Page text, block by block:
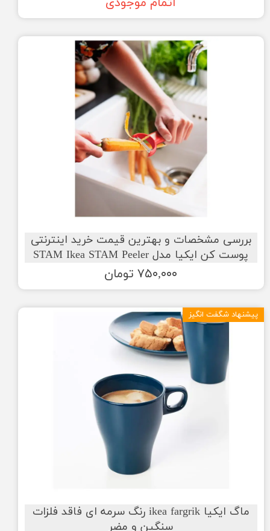
بررسی مشخصات و بهترین قیمت خرید اینترنتی
پوست کن ایکیا مدل STAM Ikea STAM Peeler
۷۵۰,۰۰۰ تومان
ماگ ایکیا ikea fargrik رنگ سرمه ای فاقد فلزات
سنگین و مضر
پیشنهاد شگفت انگیز